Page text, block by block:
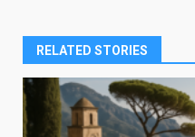
RELATED STORIES